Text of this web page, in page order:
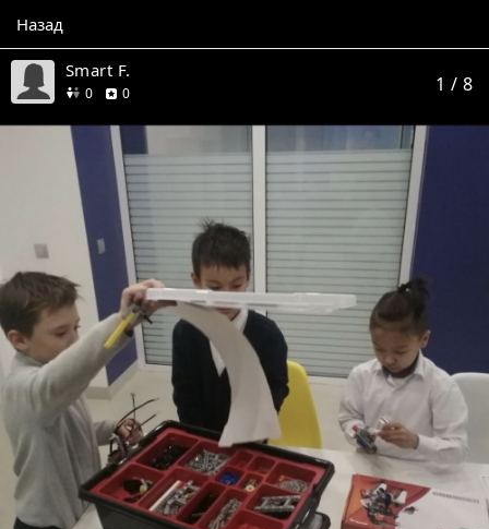
Назад
Smart F.
0друзей
0отзывов 1 / 8